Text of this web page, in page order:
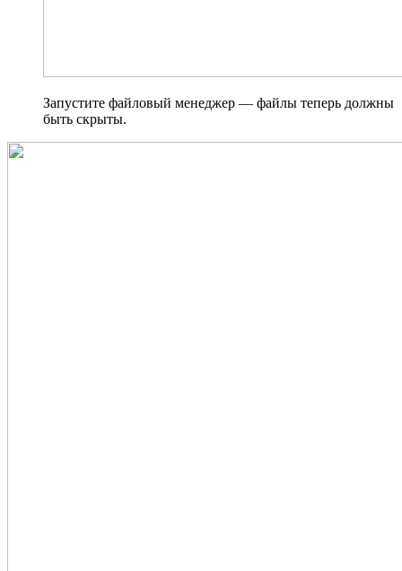
Запустите файловый менеджер — файлы теперь должны
быть скрыты.